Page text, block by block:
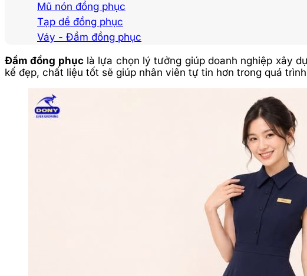
Mũ nón đồng phục
Tạp dề đồng phục
Váy - Đầm đồng phục
Đầm đồng phụclà lựa chọn lý tưởng giúp doanh nghiệp xây
kế đẹp, chất liệu tốt sẽ giúp nhân viên tự tin hơn trong quá